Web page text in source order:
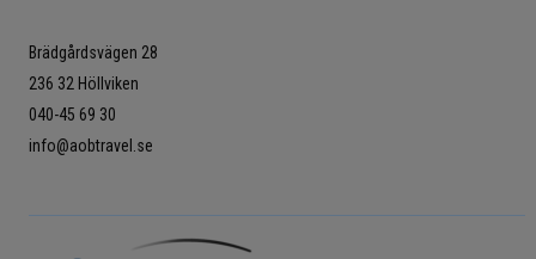
Brädgårdsvägen 28
236 32 Höllviken
040-45 69 30
info@aobtravel.se